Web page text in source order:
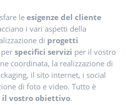
le esigenze del cliente
i vari aspetti della
di progetti
specifici servizi per il vostro
coordinata, la realizzazione di
il sito internet, i social
di foto e video. Tutto è
il vostro obiettivo.